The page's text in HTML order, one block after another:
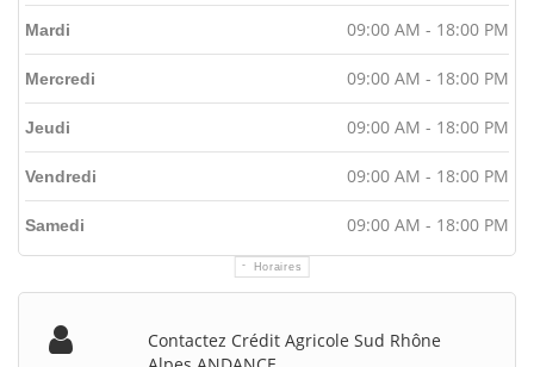
Horaires
Mardi 09:00 AM - 18:00 PM
Mercredi 09:00 AM - 18:00 PM
Jeudi 09:00 AM - 18:00 PM
Vendredi 09:00 AM - 18:00 PM
Samedi 09:00 AM - 18:00 PM
Contactez Crédit Agricole Sud Rhône